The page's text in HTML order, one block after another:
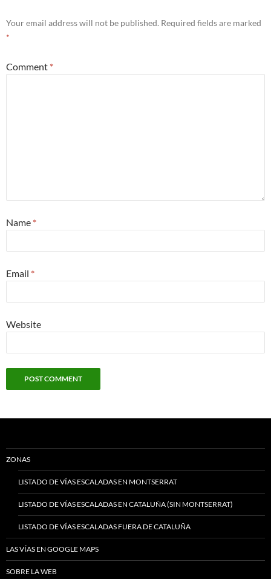
Your email address will not be published. Required fields are marked
*
Comment *
Name *
Email *
Website
ZONAS
LISTADO DE VÍAS ESCALADAS EN MONTSERRAT
LISTADO DE VÍAS ESCALADAS EN CATALUÑA (SIN MONTSERRAT)
LISTADO DE VÍAS ESCALADAS FUERA DE CATALUÑA
LAS VÍAS EN GOOGLE MAPS
SOBRE LA WEB